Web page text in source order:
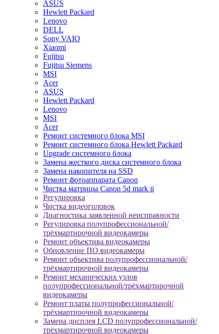
ASUS
Hewlett Packard
Lenovo
DELL
Sony VAIO
Xiaomi
Fujitsu
Fujitsu Siemens
MSI
Acer
ASUS
Hewlett Packard
Lenovo
MSI
Acer
Ремонт системного блока MSI
Ремонт системного блока Hewlett Packard
Upgrade системного блока
Замена жесткого диска системного блока
Замена накопителя на SSD
Ремонт фотоаппарата Canon
Чистка матрицы Canon 5d mark ii
Регулировка
Чистка видеоголовок
Диагностика заявленной неисправности
Регулировка полупрофессиональной/
трёхмартирочной видеокамеры
Ремонт объектива видеокамеры
Обновление ПО видеокамеры
Ремонт объектива полупрофессиональной/
трёхмартирочной видеокамеры
Ремонт механических узлов
полупрофессиональной/трёхмартирочной
видеокамеры
Ремонт платы полупрофессиональной/
трёхмартирочной видеокамеры
Замена дисплея LCD полупрофессиональной/
трёхмартирочной видеокамеры